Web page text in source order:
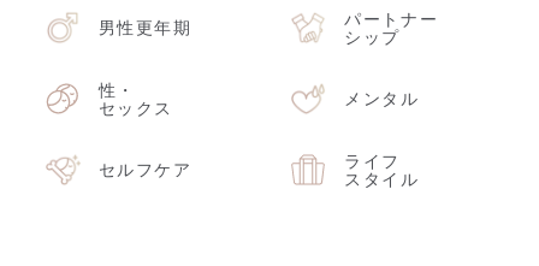
男性更年期
パートナー
シップ
性・
セックス
メンタル
セルフケア
ライフ
スタイル